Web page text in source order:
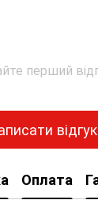
перший
відгук
Оплата